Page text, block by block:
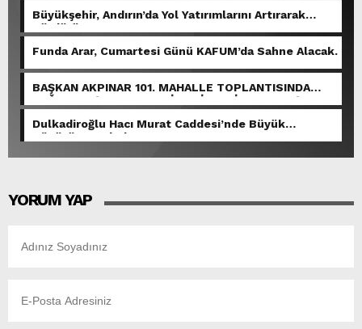
Büyükşehir, Andırın’da Yol Yatırımlarını Artırarak
Sürdürüyor.
Funda Arar, Cumartesi Günü KAFUM’da Sahne Alacak.
BAŞKAN AKPINAR 101. MAHALLE TOPLANTISINDA
BAĞLARBAŞI MAHALLESİ SAKİNLERİYLE BULUŞTU.
Dulkadiroğlu Hacı Murat Caddesi’nde Büyük
Dönüşüm Başladı.
YORUM YAP